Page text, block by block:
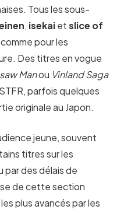
Tous les sous-
, isekaietslice of
pour les
Des titres en vogue
Manou Vinland Saga
parfois quelques
originale au Japon.
jeune, souvent
titres sur les
par des délais de
de cette section
plus avancés par les